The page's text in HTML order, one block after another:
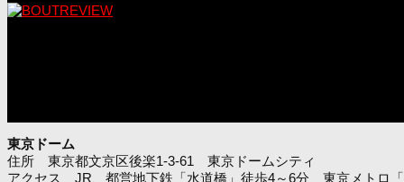
東京ドーム
住所 東京都文京区後楽1-3-61 東京ドームシティ
アクセス JR、都営地下鉄「水道橋」徒歩4～6分 東京メトロ